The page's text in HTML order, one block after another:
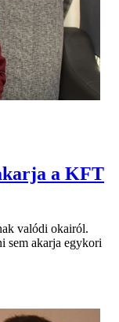
a KFT
valódi okairól.
sem akarja egykori